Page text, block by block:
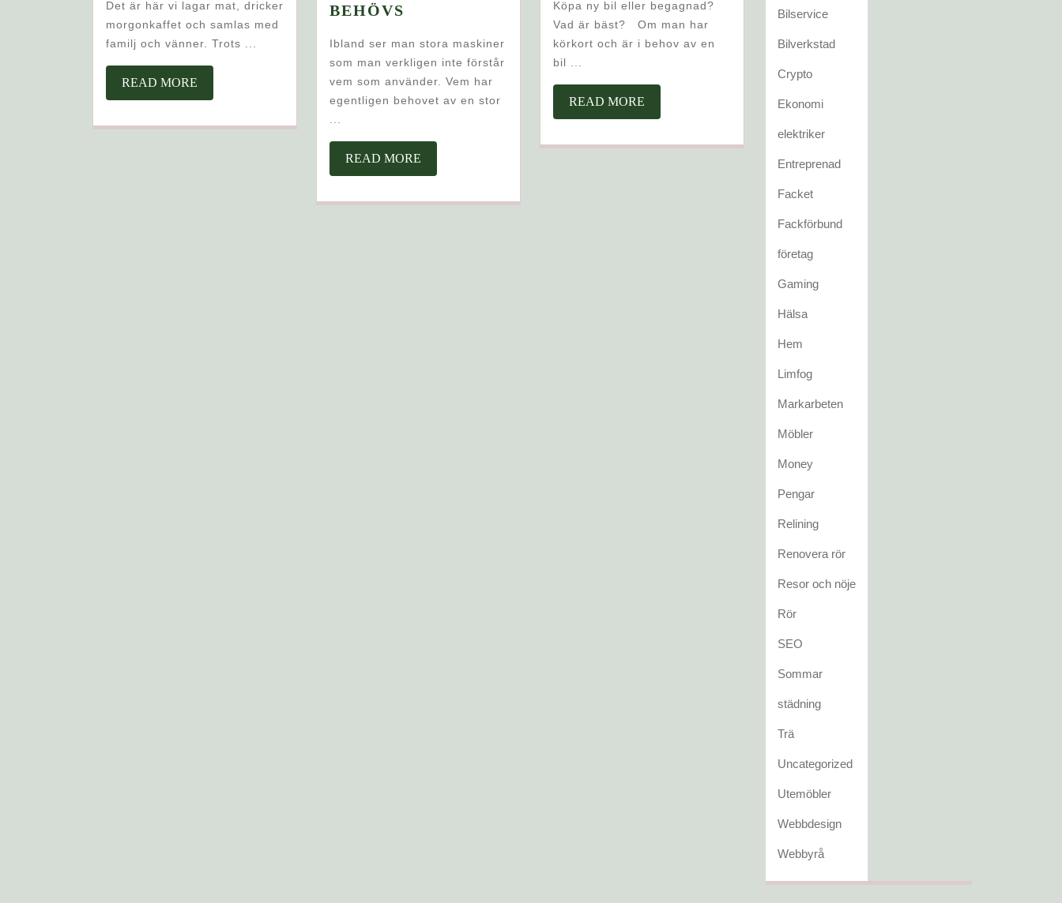
Det är här vi lagar mat, dricker
morgonkaffet och samlas med
familj och vänner. Trots ...
READ MORE
MORE
BEHÖVS
NÄR
STORA
MASKINER
TILL
BEHÖVS
Ibland ser man stora maskiner
som man verkligen inte förstår
vem som använder. Vem har
egentligen behovet av en stor
READ MOREREAD
MORE
BIL
ELLER
BEGAGNAD?
Köpa ny bil eller begagnad?
Vad är bäst? Om man har
körkort och är i behov av en
bil ...
READ MOREREAD
MORE
Bilservice
Bilverkstad
Crypto
Ekonomi
elektriker
Entreprenad
Facket
Fackförbund
företag
Gaming
Hälsa
Hem
Limfog
Markarbeten
Möbler
Money
Pengar
Relining
Renovera rör
Resor och nöje
Rör
SEO
Sommar
städning
Trä
Uncategorized
Utemöbler
Webbdesign
Webbyrå